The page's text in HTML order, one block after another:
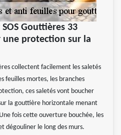
Gouttières 33
protection sur la
collectent facilement les saletés
feuilles mortes, les branches
ces saletés vont boucher
la gouttière horizontale menant
fois cette ouverture bouchée, les
dégouliner le long des murs.